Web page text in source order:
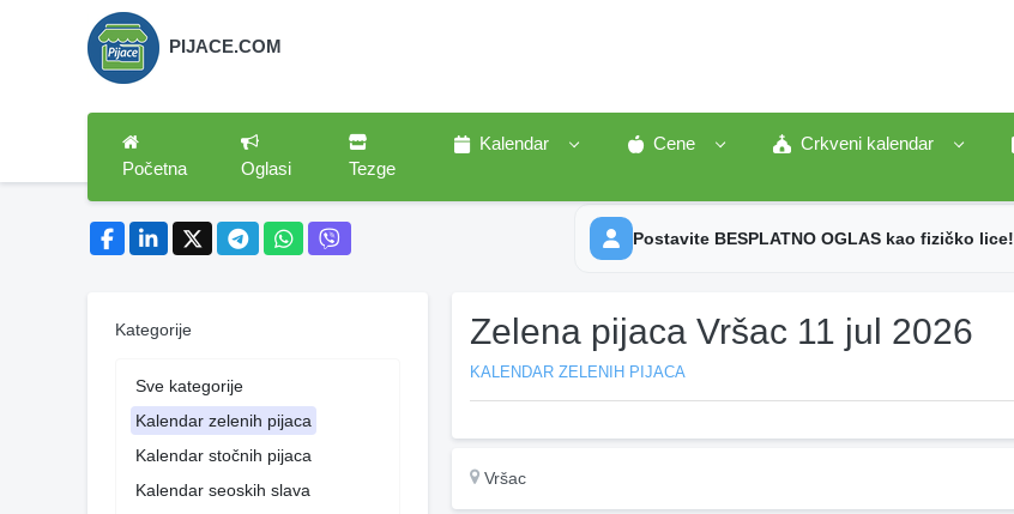
PIJACE.COM
Početna Oglasi Tezge
Kalendar Cene Crkveni kalendar
Postavite BESPLATNO OGLAS kao fizičko lice!
Kategorije
Sve kategorije
Kalendar zelenih pijaca
Kalendar stočnih pijaca
Kalendar seoskih slava
Zelena pijaca Vršac 11 jul 2026
KALENDAR ZELENIH PIJACA
Vršac